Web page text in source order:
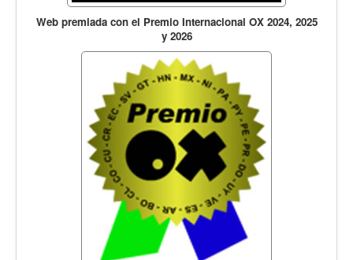
Web premiada con el Premio Internacional OX 2024, 2025
y 2026